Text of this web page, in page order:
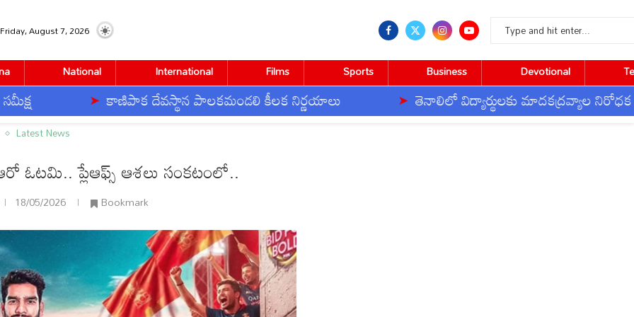
Friday, August 7, 2026
National International Films Sports Business Devotional
కాణిపాక దేవస్థాన పాలకమండలి కీలక నిర్ణయాలు తెనాలిలో విద్యార్థులకు మాదకద్రవ్యాల నిరోధక సంకల్పం
ఆశలు సంకటంలో..
Latest News
ఓటమి.. ప్లేఆఫ్స్ ఆశలు సంకటంలో..
18/05/2026 Bookmark